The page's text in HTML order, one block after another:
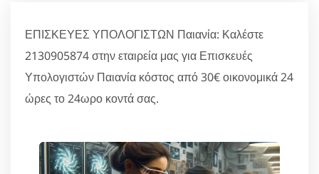
ΕΠΙΣΚΕΥΕΣ ΥΠΟΛΟΓΙΣΤΩΝ Παιανία: Καλέστε
2130905874 στην εταιρεία μας για Επισκευές
Υπολογιστών Παιανία κόστος από 30€ οικονομικά 24
ώρες το 24ωρο κοντά σας.